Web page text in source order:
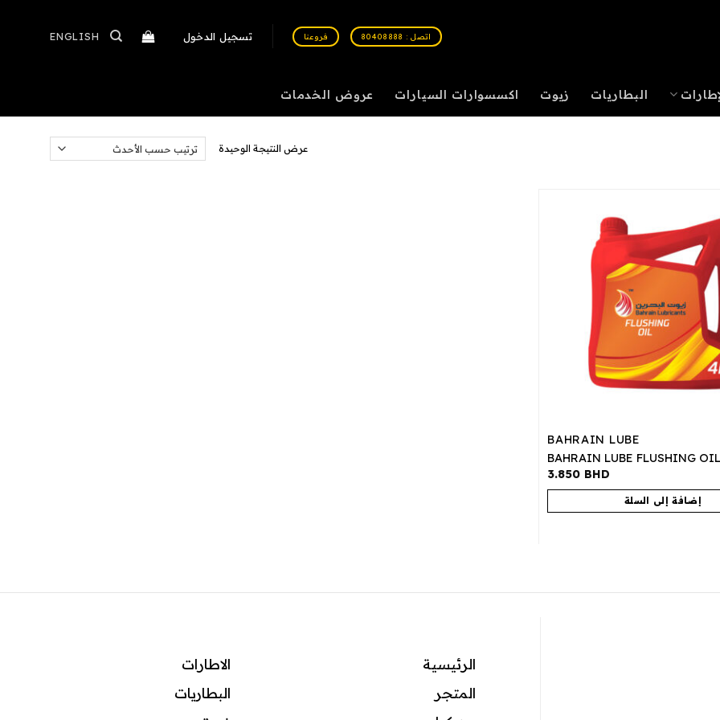
اتصل : 80408888 فروعنا تسجيل الدخول ENGLISH
البطاريات زيوت اكسسوارات السيارات عروض الخدمات
عرض النتيجة الوحيدة
BAHRAIN LUBE
BAHRAIN LUBE FLUSHING
3.850 BHD
إضافة إلى السلة
الرئيسية
المتجر
الاطارات
البطاريات